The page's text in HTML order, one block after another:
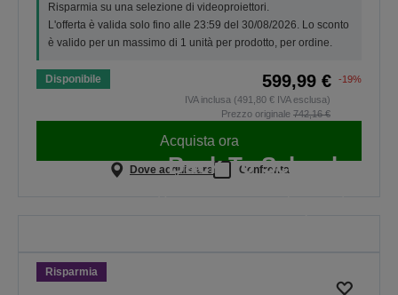
Risparmia su una selezione di videoproiettori.
L'offerta è valida solo fino alle 23:59 del 30/08/2026. Lo sconto
è valido per un massimo di 1 unità per prodotto, per ordine.
Disponibile 599,99 €
-19%
IVA inclusa (491,80 € IVA esclusa)
Prezzo originale 742,16 €
Acquista ora
Dove acquistare Confronta
Back To School
Risparmia